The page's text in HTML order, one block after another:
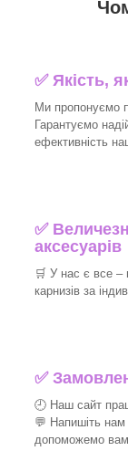
✅Якість,
Ми пропонуємо
Гарантуємо
ефективність
✅
аксесуарів
🛒 У нас є все –
карнизів за
✅
🕘 Наш сайт
💬 Напишіть нам
допоможемо вам